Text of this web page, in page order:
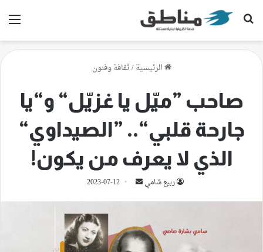
بحث عن
الرئيسية/ثقافة وفنون
صاحب ”ميّل يا غزيّل“ و“يا
جارحة قلبي“.. ”الصيداوي“
الذي لا يعرف من يكون!
ربيع شامي
أرسل 2023-07-12